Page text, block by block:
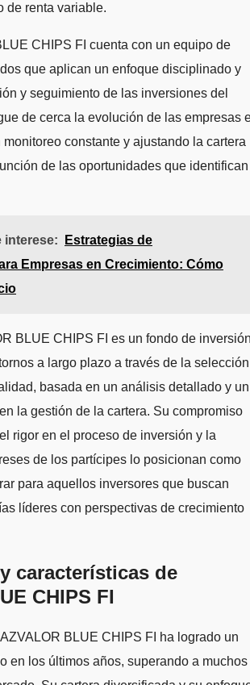
de renta variable.
CHIPS FI cuenta con un equipo de
que aplican un enfoque disciplinado y
y seguimiento de las inversiones del
de cerca la evolución de las empresas
constante y ajustando la cartera
de las oportunidades que identifican
interese:
Estrategias de
Empresas en Crecimiento: Cómo
BLUE CHIPS FI es un fondo de
a largo plazo a través de la selección
basada en un análisis detallado y un
la gestión de la cartera. Su compromiso
rigor en el proceso de inversión y la
de los partícipes lo posicionan como
para aquellos inversores que buscan
líderes con perspectivas de crecimiento
características de
CHIPS FI
BLUE CHIPS FI ha logrado un
en los últimos años, superando a muchos